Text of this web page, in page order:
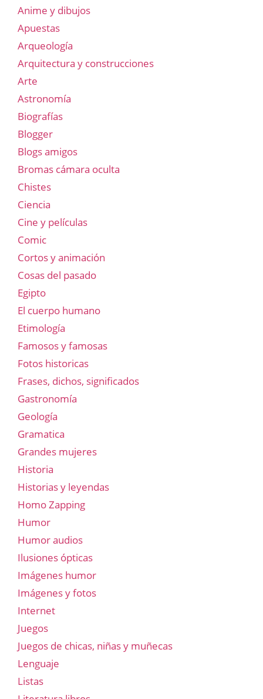
Anime y dibujos
Apuestas
Arqueología
Arquitectura y construcciones
Arte
Astronomía
Biografías
Blogger
Blogs amigos
Bromas cámara oculta
Chistes
Ciencia
Cine y películas
Comic
Cortos y animación
Cosas del pasado
Egipto
El cuerpo humano
Etimología
Famosos y famosas
Fotos historicas
Frases, dichos, significados
Gastronomía
Geología
Gramatica
Grandes mujeres
Historia
Historias y leyendas
Homo Zapping
Humor
Humor audios
Ilusiones ópticas
Imágenes humor
Imágenes y fotos
Internet
Juegos
Juegos de chicas, niñas y muñecas
Lenguaje
Listas